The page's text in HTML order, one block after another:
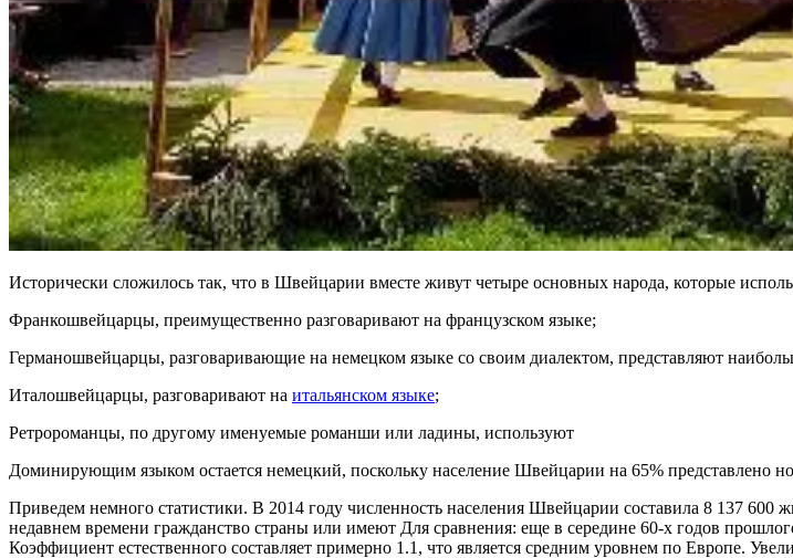
Исторически сложилось так, что в Швейцарии вместе живут четыре основных народа, которые
Франкошвейцарцы, преимущественно разговаривают на французском языке;
Германошвейцарцы, разговаривающие на немецком языке со своим диалектом, представляют
Италошвейцарцы, разговаривают на итальянском языке;
Ретророманцы, по другому именуемые романши или ладины, используют
Доминирующим языком остается немецкий, поскольку население Швейцарии на 65% представлено
Приведем немного статистики. В 2014 году численность населения Швейцарии составила 8 137
недавнем времени гражданство страны или имеют Для сравнения: еще в середине 60-х годов
Коэффициент естественного составляет примерно 1.1, что является средним уровнем по Европе.